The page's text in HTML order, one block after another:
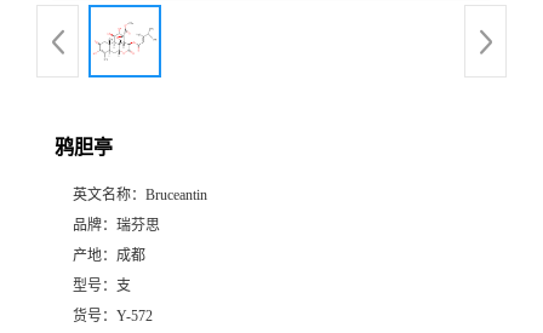
产
鸦胆亭
英文名称： Bruceantin
品牌： 瑞芬思
产地： 成都
型号： 支
货号： Y-572